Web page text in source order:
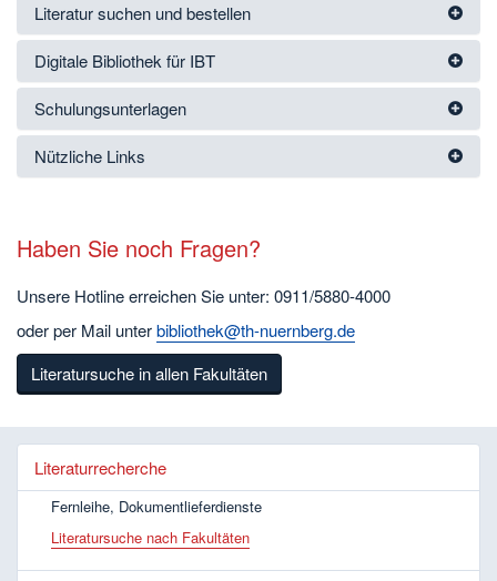
Literatur suchen und bestellen
Digitale Bibliothek für IBT
Schulungsunterlagen
Nützliche Links
Haben Sie noch Fragen?
Unsere Hotline erreichen Sie unter: 0911/5880-4000
oder per Mail unterbibliothek@th-nuernberg.de
Literatursuche in allen Fakultäten
Literaturrecherche
Fernleihe, Dokumentlieferdienste
Literatursuche nach Fakultäten